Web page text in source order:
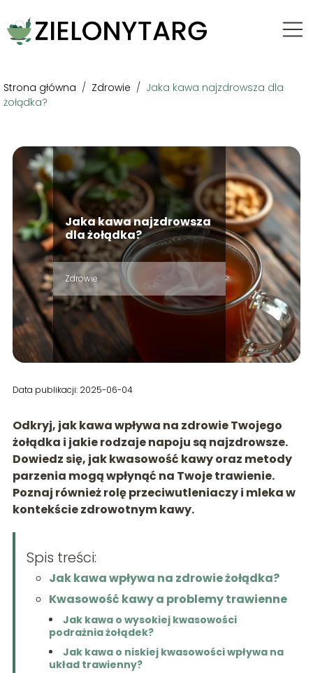
Strona główna / Zdrowie / Jaka kawa najzdrowsza dla
żołądka?
Jaka kawa najzdrowsza
dla żołądka?
Zdrowie
Data publikacji: 2025-06-04
Odkryj, jak kawa wpływa na zdrowie Twojego
żołądka i jakie rodzaje napoju są najzdrowsze.
Dowiedz się, jak kwasowość kawy oraz metody
parzenia mogą wpłynąć na Twoje trawienie.
Poznaj również rolę przeciwutleniaczy i mleka w
kontekście zdrowotnym kawy.
Spis treści:
Jak kawa wpływa na zdrowie żołądka?
Kwasowość kawy a problemy trawienne
Jak kawa o wysokiej kwasowości
podrażnia żołądek?
Jak kawa o niskiej kwasowości wpływa na
układ trawienny?